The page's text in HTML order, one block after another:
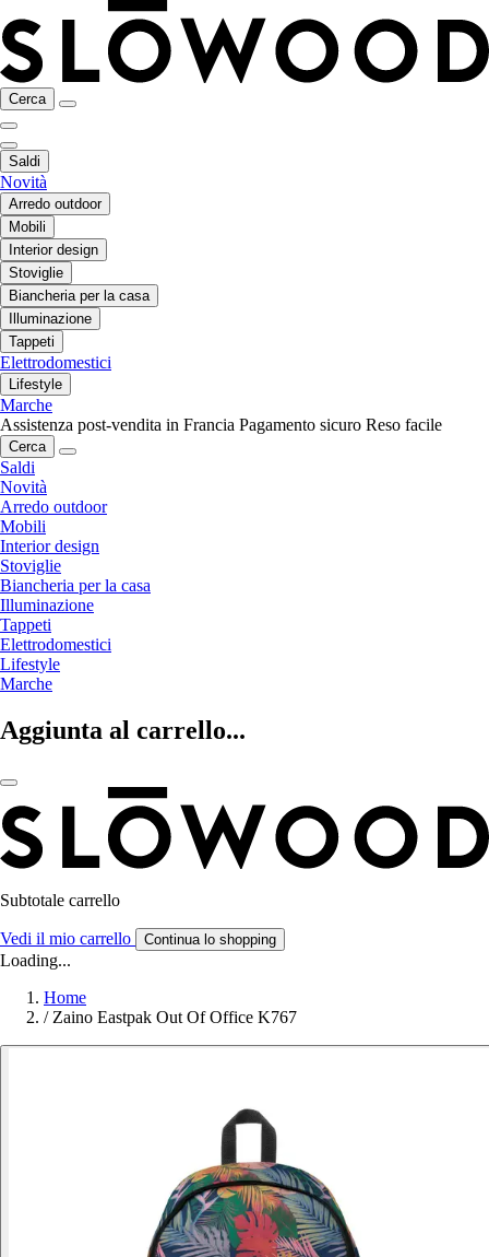
Cerca
Saldi
Novità
Arredo outdoor
Mobili
Interior design
Stoviglie
Biancheria per la casa
Illuminazione
Tappeti
Elettrodomestici
Lifestyle
Marche
Assistenza post-vendita in Francia Pagamento sicuro Reso facile
Cerca
Saldi
Novità
Arredo outdoor
Mobili
Interior design
Stoviglie
Biancheria per la casa
Illuminazione
Tappeti
Elettrodomestici
Lifestyle
Marche
Aggiunta al carrello...
Subtotale carrello
Vedi il mio carrello Continua lo shopping
Loading...
Home
/ Zaino Eastpak Out Of Office K767